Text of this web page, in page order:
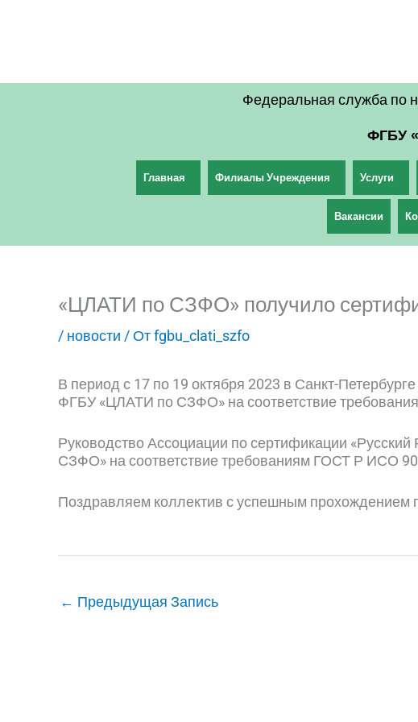
Федеральная служба по
ФГБУ
Главная Филиалы Учреждения Услуги
Вакансии
«ЦЛАТИ по СЗФО» получило
/ новости / Отfgbu_clati_szfo
В период с 17 по 19 октября 2023 в Санкт-
ФГБУ «ЦЛАТИ по СЗФО» на соответствие
Руководство Ассоциации по сертификации
СЗФО» на соответствие требованиям ГОСТ Р ИСО
Поздравляем коллектив с успешным прохождением
← Предыдущая Запись